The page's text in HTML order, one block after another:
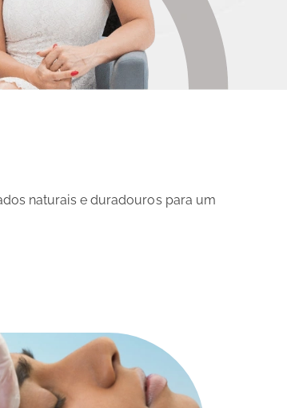
naturais e duradouros para um